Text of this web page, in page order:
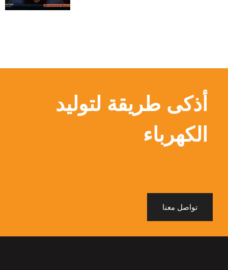
أذكى طريقة لتوليد
الكهرباء
تواصل معنا